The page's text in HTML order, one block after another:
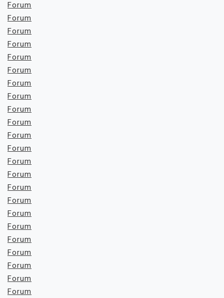
Forum
Forum
Forum
Forum
Forum
Forum
Forum
Forum
Forum
Forum
Forum
Forum
Forum
Forum
Forum
Forum
Forum
Forum
Forum
Forum
Forum
Forum
Forum